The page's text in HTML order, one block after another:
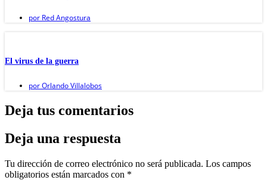
por Red Angostura
El virus de la guerra
porOrlando Villalobos
Deja tus comentarios
Deja una respuesta
Tu dirección de correo electrónico no será publicada. Los campos
obligatorios están marcados con *